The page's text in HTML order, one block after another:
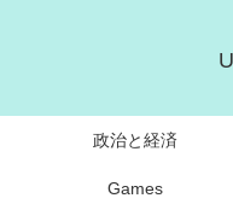
政治と経済
Games